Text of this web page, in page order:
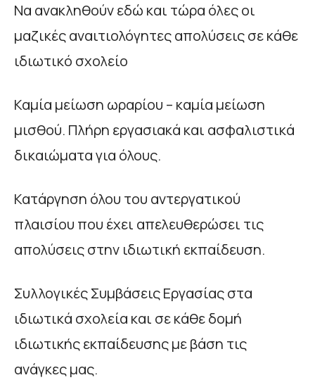
Να ανακληθούν εδώ και τώρα όλες οι
μαζικές αναιτιολόγητες απολύσεις σε κάθε
ιδιωτικό σχολείο
Καμία μείωση ωραρίου – καμία μείωση
μισθού. Πλήρη εργασιακά και ασφαλιστικά
δικαιώματα για όλους.
Κατάργηση όλου του αντεργατικού
πλαισίου που έχει απελευθερώσει τις
απολύσεις στην ιδιωτική εκπαίδευση.
Συλλογικές Συμβάσεις Εργασίας στα
ιδιωτικά σχολεία και σε κάθε δομή
ιδιωτικής εκπαίδευσης με βάση τις
ανάγκες μας.